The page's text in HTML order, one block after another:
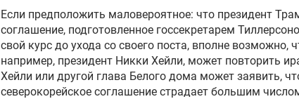
Если предположить маловероятное: что президент
соглашение, подготовленное госсекретарем
свой курс до ухода со своего поста, вполне возможно,
например, президент Никки Хейли, может повторить
Хейли или другой глава Белого дома может заявить,
северокорейское соглашение страдает большим